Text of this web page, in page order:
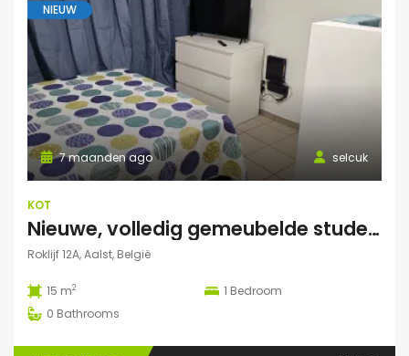
NIEUW
selcuk
7 maanden ago
KOT
Nieuwe, volledig gemeubelde studentenkamers – All-in – €550/maand
Roklijf 12A, Aalst, België
15 m2 1 Bedroom
0 Bathrooms